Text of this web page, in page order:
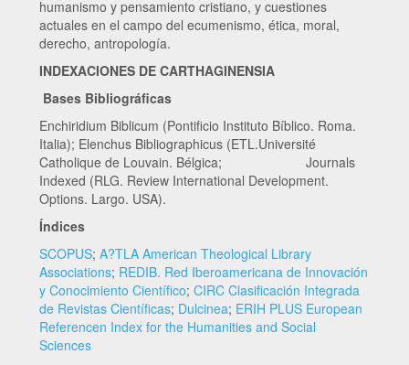
humanismo y pensamiento cristiano, y cuestiones
actuales en el campo del ecumenismo, ética, moral,
derecho, antropología.
INDEXACIONES DE CARTHAGINENSIA
Bases Bibliográficas
Enchiridium Biblicum (Pontificio Instituto Bíblico. Roma.
Italia); Elenchus Bibliographicus (ETL.Université
Catholique de Louvain. Bélgica; Journals
Indexed (RLG. Review International Development.
Options. Largo. USA).
Índices
SCOPUS; A?TLA American Theological Library
Associations; REDIB. Red Iberoamericana de Innovación
y Conocimiento Científico; CIRC Clasificación Integrada
de Revistas Científicas; Dulcinea; ERIH PLUS European
Referencen Index for the Humanities and Social
Sciences